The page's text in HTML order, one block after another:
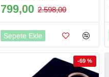
799,00 2.598,00
Sepete Ekle
-69 %